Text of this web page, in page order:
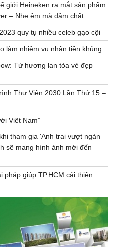
giới Heineken ra mắt sản phẩm
– Nhẹ êm mà đậm chất
quy tụ nhiều celeb gạo cội
làm nhiệm vụ nhận tiền khủng
Tứ hương lan tỏa vẻ đẹp
Thư Viện 2030 Lần Thứ 15 –
Việt Nam”
tham gia 'Anh trai vượt ngàn
sẽ mang hình ảnh mới đến
pháp giúp TP.HCM cải thiện